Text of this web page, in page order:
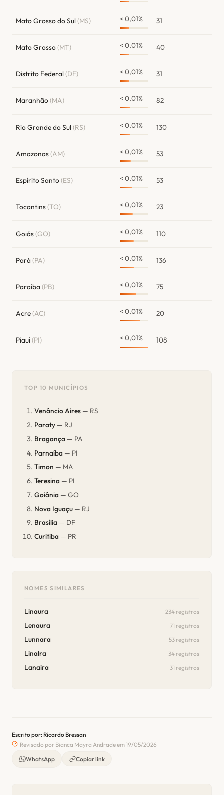
Mato Grosso do Sul(MS) < 0,01% 31
Mato Grosso(MT) < 0,01% 40
Distrito Federal(DF) < 0,01% 31
Maranhão(MA) < 0,01% 82
Rio Grande do Sul(RS) < 0,01% 130
Amazonas(AM) < 0,01% 53
Espírito Santo(ES) < 0,01% 53
Tocantins(TO) < 0,01% 23
Goiás(GO) < 0,01% 110
Pará (PA) < 0,01% 136
Paraíba (PB) < 0,01% 75
Acre(AC) < 0,01% 20
Piauí(PI) < 0,01% 108
TOP 10 MUNICÍPIOS
Venâncio Aires — RS
Paraty — RJ
Bragança — PA
Parnaíba — PI
Timon — MA
Teresina — PI
Goiânia — GO
Nova Iguaçu — RJ
Brasília — DF
Curitiba — PR
NOMES SIMILARES
Linaura 234 registros
Lenaura 71 registros
Lunnara 53 registros
Linalra 34 registros
Lanaira 31 registros
Escrito por: Ricardo Bressan
Revisado por Bianca Mayra Andrade em 19/05/2026
WhatsApp
Copiar link